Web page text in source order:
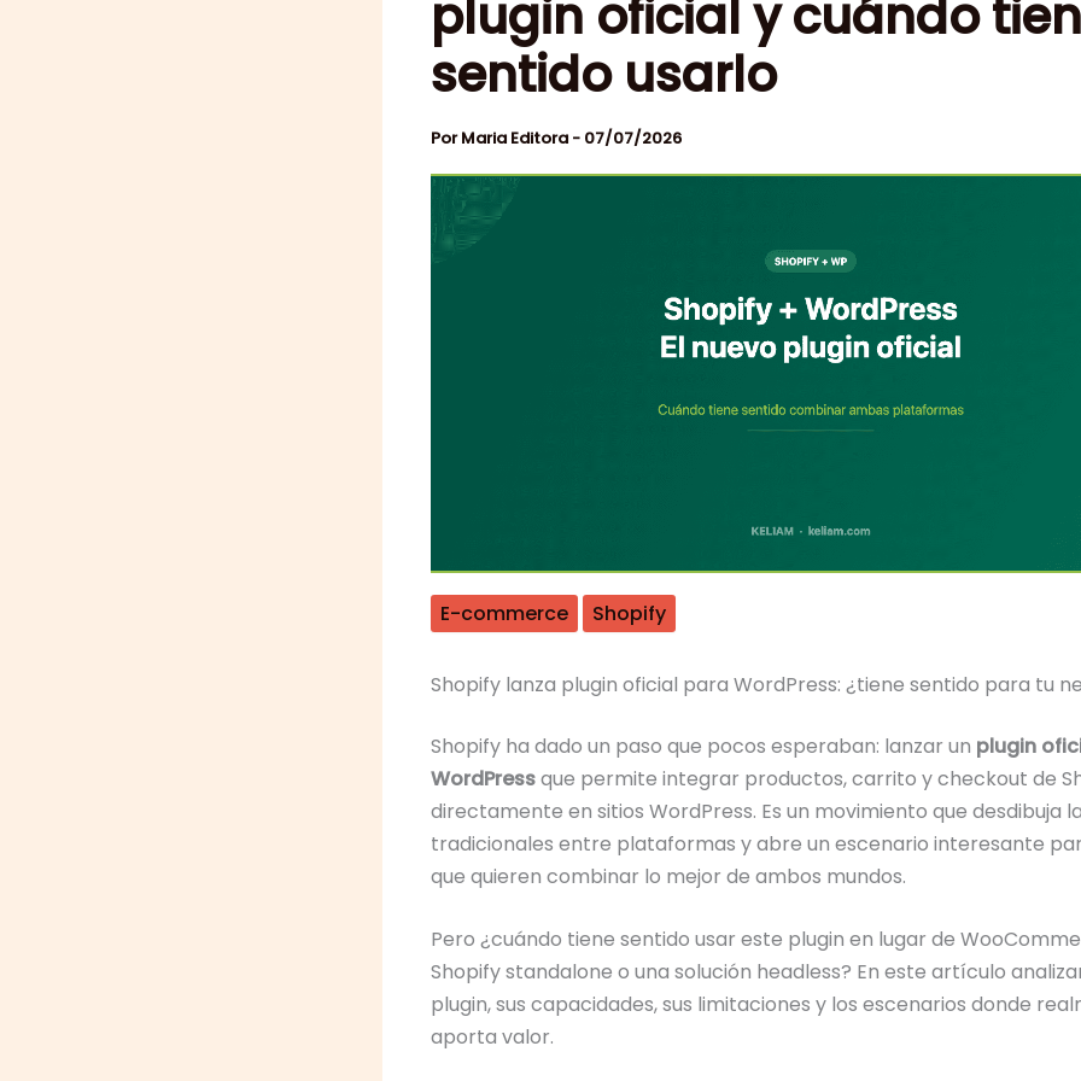
plugin oficial y cuándo
sentido usarlo
PorMaria Editora - 07/07/2026
E-commerce Shopify
Shopify lanza plugin oficial para WordPress: ¿tiene sentido para tu
Shopify ha dado un paso que pocos esperaban: lanzar un plugin
WordPressque permite integrar productos, carrito y checkout de
directamente en sitios WordPress. Es un movimiento que desdibuja
tradicionales entre plataformas y abre un escenario interesante
que quieren combinar lo mejor de ambos mundos.
Pero ¿cuándo tiene sentido usar este plugin en lugar de
Shopify standalone o una solución headless? En este artículo
plugin, sus capacidades, sus limitaciones y los escenarios donde
aporta valor.